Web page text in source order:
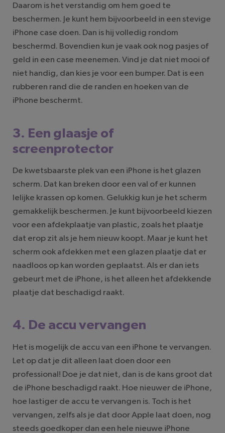
Daarom is het verstandig om hem goed te
beschermen. Je kunt hem bijvoorbeeld in een stevige
iPhone case doen. Dan is hij volledig rondom
beschermd. Bovendien kun je vaak ook nog pasjes of
geld in een case meenemen. Vind je dat niet mooi of
niet handig, dan kies je voor een bumper. Dat is een
rubberen rand die de randen en hoeken van de
iPhone beschermt.
3. Een glaasje of
screenprotector
De kwetsbaarste plek van een iPhone is het glazen
scherm. Dat kan breken door een val of er kunnen
lelijke krassen op komen. Gelukkig kun je het scherm
gemakkelijk beschermen. Je kunt bijvoorbeeld kiezen
voor een afdekplaatje van plastic, zoals het plaatje
dat erop zit als je hem nieuw koopt. Maar je kunt het
scherm ook afdekken met een glazen plaatje dat er
naadloos op kan worden geplaatst. Als er dan iets
gebeurt met de iPhone, is het alleen het afdekkende
plaatje dat beschadigd raakt.
4. De accu vervangen
Het is mogelijk de accu van een iPhone te vervangen.
Let op dat je dit alleen laat doen door een
professional! Doe je dat niet, dan is de kans groot dat
de iPhone beschadigd raakt. Hoe nieuwer de iPhone,
hoe lastiger de accu te vervangen is. Toch is het
vervangen, zelfs als je dat door Apple laat doen, nog
steeds goedkoper dan een hele nieuwe iPhone